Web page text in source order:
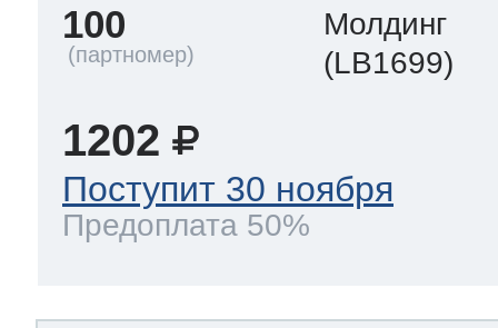
100
Молдинг
(LB1699)
1202
Поступит 30 ноября
Предоплата 50%